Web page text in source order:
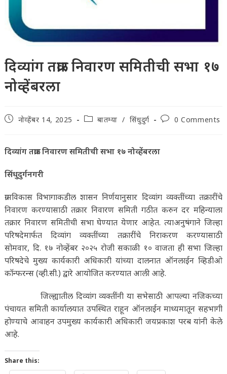
दिव्यांग तक्रार निवारण समितीची सभा १७
नोव्हेंबरला
Postनोव्हेंबर 14, 2025
Postबातम्या / सिंधुदुर्ग
Post0 Comments
दिव्यांग तक्रार निवारण समितीची सभा १७ नोव्हेंबरला
सिंधुदुर्गनगरी
ग्रामविकास विभागाकडील शासन निर्णयानुसार दिव्यांग व्यक्तींच्या तक्रारींचे
निवारण करण्यासाठी तक्रार निवारण समिती गठीत करुन दर महिन्याला
तक्रार निवारण समितीची सभा घेण्यात येणार आहेत. त्याअनुषंगाने जिल्हा
परिषदेमार्फत दिव्यांग व्यक्तींच्या तक्रारींचे निराकरण करण्यासाठी
सोमवार, दि. १७ नोव्हेंबर २०२५ रोजी सकाळी १० वाजता ही सभा जिल्हा
परिषदेचे मुख्य कार्यकारी अधिकारी यांच्या दालनात ऑनलाईन व्हिडीओ
कॉन्फरन्स (व्ही.सी.) द्वारे आयोजित करण्यात आली आहे.
जिल्ह्यातील दिव्यांग व्यक्तींनी या सभेसाठी आपल्या नजिकच्या
पंचायत समिती कार्यालयात उपस्थित राहून ऑनलाईन माध्यमातून सहभागी
होण्याचे आवाहन उपमुख्य कार्यकारी अधिकारी जयप्रकाश परब यांनी केले
आहे.
Share this: